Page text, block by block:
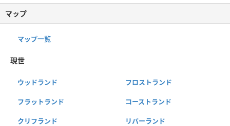
マップ
マップ一覧
現世
ウッドランド フロストランド
フラットランド コーストランド
クリフランド リバーランド